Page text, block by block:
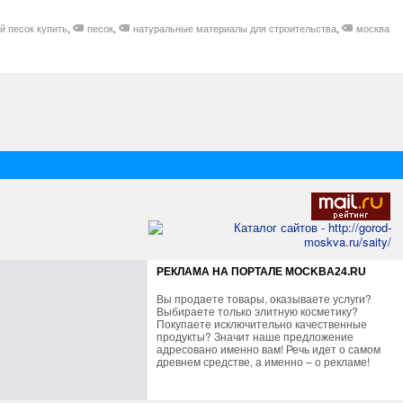
песок купить, песок, натуральные материалы для строительства, москва
РЕКЛАМА НА ПОРТАЛЕ MOCKBA24.RU
Вы продаете товары, оказываете услуги?
Выбираете только элитную косметику?
Покупаете исключительно качественные
продукты? Значит наше предложение
адресовано именно вам! Речь идет о самом
древнем средстве, а именно – о рекламе!